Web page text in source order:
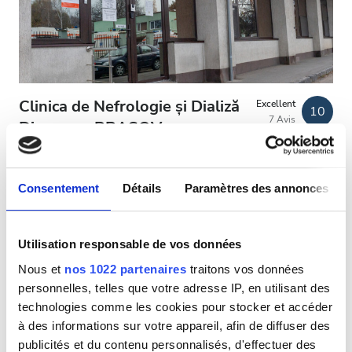
Consentement Détails Paramètres des annonces
Utilisation responsable de vos données
Nous et nos 1022 partenaires traitons vos données
personnelles, telles que votre adresse IP, en utilisant des
technologies comme les cookies pour stocker et accéder
à des informations sur votre appareil, afin de diffuser des
publicités et du contenu personnalisés, d'effectuer des
Patients porteurs de l’hépatite B
Patients porteurs de l’hépatite C
Équipements
Wi-Fi gratuit
Écrans TV
Transfert gratuit
Parking gratuit
Clinica de Nefrologie și Dializă
Diaverum BRAȘOV
Brasov, Roumanie
Excellent
7 Avis
10
Couvert par la CEAM Couvert par la GHIC
Transfert gratuit
Parking gratuit
Par traitement
Dialyse HD 141,16 €
Dialyse HDF 156,6 €
Réserver